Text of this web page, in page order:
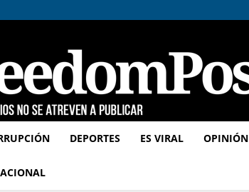
TheFreedomPost
DEPORTES ES VIRAL OPINIÓN